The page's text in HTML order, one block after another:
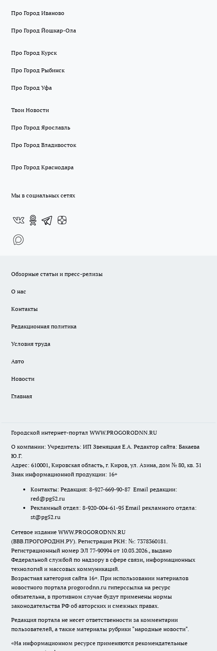
Про Город Иваново
Про Город Йошкар-Ола
Про Город Курск
Про Город Рыбинск
Про Город Уфа
Твои Новости
Про Город Ярославль
Про Город Владивосток
Про Город Краснодара
Мы в социальных сетях
Обзорные статьи и пресс-релизы
О нас
Контакты
Редакционная политика
Условия труда
Авто
Новости
Главная
Городской интернет-портал WWW.PROGORODNN.RU
О компании: Учредитель: ИП Звеняцкая Е.А. Редактор сайта: Бакаева
Ю.Г.
Адрес: 610001, Кировская область, г. Киров, ул. Азина, дом № 80, кв. 31
Знак информационной продукции: 16+
Контакты: Редакция: 8-927-669-90-87 Email редакции:
red@pg52.ru
Рекламный отдел: 8-920-004-61-95 Email рекламного отдела:
st@pg52.ru
Сетевое издание WWW.PROGORODNN.RU
(ВВВ.ПРОГОРОДНН.РУ). Регистрация РКН: №: 7378360181.
Регистрационный номер ЭЛ 77-90994 от 10.03.2026., выдано
Федеральной службой по надзору в сфере связи, информационных
технологий и массовых коммуникаций.
Возрастная категория сайта 16+. При использовании материалов
новостного портала progorodnn.ru гиперссылка на ресурс
обязательна, в противном случае будут применены нормы
законодательства РФ об авторских и смежных правах.
Редакция портала не несет ответственности за комментарии
пользователей, а также материалы рубрики "народные новости".
«На информационном ресурсе применяются рекомендательные